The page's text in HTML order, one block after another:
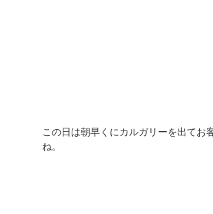
この日は朝早くにカルガリーを出てお
ね。